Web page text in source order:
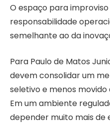
O espaço para
responsabilidade
semelhante ao da
Para Paulo de Matos
devem consolidar um
seletivo e menos
Em um ambiente
depender muito mais de